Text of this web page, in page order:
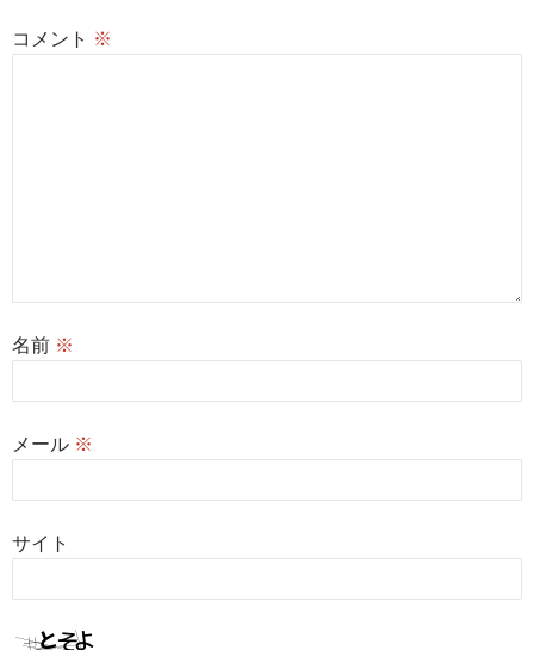
コメント ※
名前 ※
メール ※
サイト